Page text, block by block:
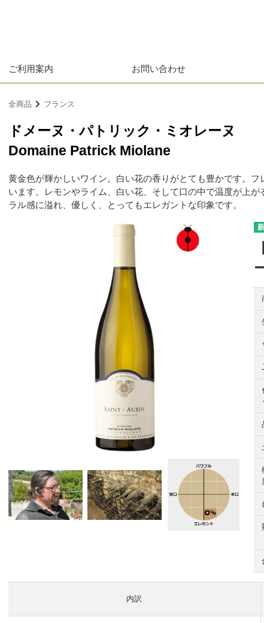
ご利用案内 お問い合わせ
全商品 フランス
ドメーヌ・パトリック・ミオレーヌ
Domaine Patrick Miolane
黄金色が輝かしいワイン。白い花の香りがとても豊かです。
います。レモンやライム、白い花、そして口の中で温度が上
ラル感に溢れ、優しく、とってもエレガントな印象です。
内訳